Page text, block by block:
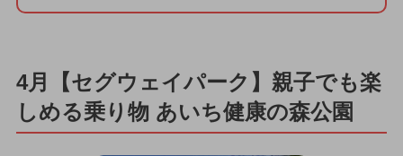
4月【セグウェイパーク】親子でも楽
しめる乗り物 あいち健康の森公園